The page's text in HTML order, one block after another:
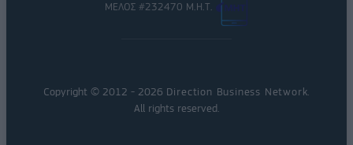
ΜΕΛΟΣ #232470 Μ.Η.Τ.
Copyright © 2012 - 2026 Direction Business Network
All rights reserved.